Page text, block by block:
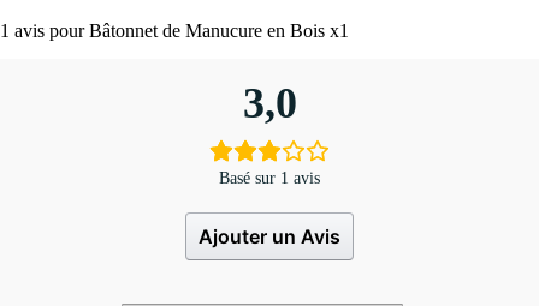
1 avis pourBâtonnet de Manucure en Bois x1
3,0
Basé sur 1 avis
Ajouter un Avis